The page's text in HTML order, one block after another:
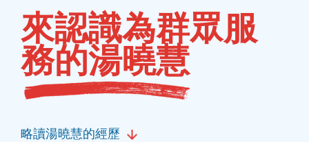
來認識為群眾服
務的湯曉慧
略讀湯曉慧的經歷